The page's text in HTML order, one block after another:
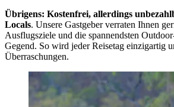
Übrigens: Kostenfrei, allerdings
Locals. Unsere Gastgeber verraten Ihnen
Ausflugsziele und die spannendsten
Gegend. So wird jeder Reisetag einzigartig
Überraschungen.